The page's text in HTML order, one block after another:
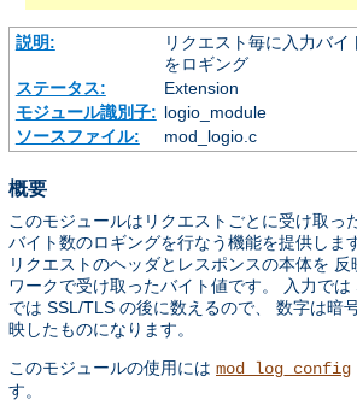
説明:
リクエスト毎に入力バイ
をロギング
ステータス:
Extension
モジュール識別子: logio_module
ソースファイル:
mod_logio.c
概要
このモジュールはリクエストごとに受け取っ
バイト数のロギングを行なう機能を提供しま
リクエストのヘッダとレスポンスの本体を 反
ワークで受け取ったバイト値です。 入力では
では SSL/TLS の後に数えるので、 数字は暗
映したものになります。
このモジュールの使用には mod_log_config
す。